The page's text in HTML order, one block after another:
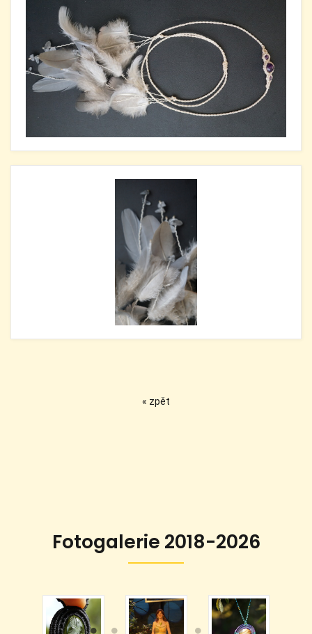
« zpět
Fotogalerie 2018-2026